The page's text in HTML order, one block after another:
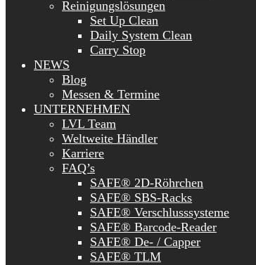
Reinigungslösungen
Set Up Clean
Daily System Clean
Carry Stop
NEWS
Blog
Messen & Termine
UNTERNEHMEN
LVL Team
Weltweite Händler
Karriere
FAQ’s
SAFE® 2D-Röhrchen
SAFE® SBS-Racks
SAFE® Verschlusssysteme
SAFE® Barcode-Reader
SAFE® De- / Capper
SAFE® TLM